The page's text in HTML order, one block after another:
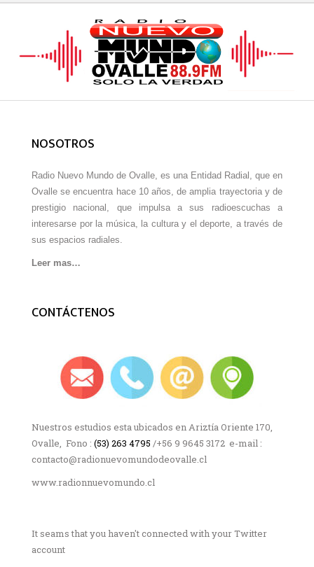
NOSOTROS
Radio Nuevo Mundo de Ovalle, es una Entidad Radial, que en
Ovalle se encuentra hace 10 años, de amplia trayectoria y de
prestigio nacional, que impulsa a sus radioescuchas a
interesarse por la música, la cultura y el deporte, a través de
sus espacios radiales.
Leer mas…
CONTÁCTENOS
Nuestros estudios esta ubicados en Ariztía Oriente 170,
Ovalle, Fono : (53) 263 4795 /+56 9 9645 3172 e-mail :
contacto@radionuevomundodeovalle.cl
www.radionnuevomundo.cl
It seams that you haven't connected with your Twitter
account